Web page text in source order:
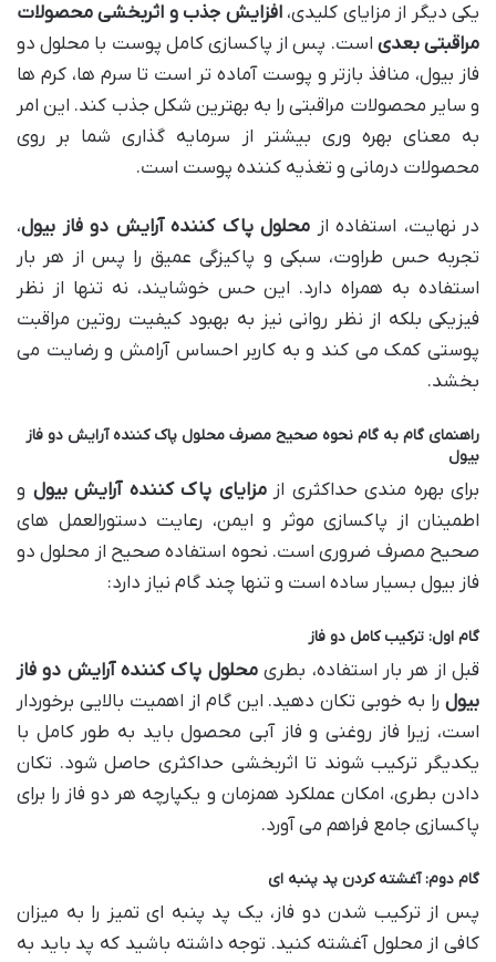
یکی دیگر از مزایای کلیدی،افزایش جذب و اثربخشی محصولات
مراقبتی بعدی است. پس از پاکسازی کامل پوست با محلول دو
فاز بیول، منافذ بازتر و پوست آماده تر است تا سرم ها، کرم ها
و سایر محصولات مراقبتی را به بهترین شکل جذب کند. این امر
به معنای بهره وری بیشتر از سرمایه گذاری شما بر روی
محصولات درمانی و تغذیه کننده پوست است.
در نهایت، استفاده از محلول پاک کننده آرایش دو فاز بیول،
تجربه حس طراوت، سبکی و پاکیزگی عمیق را پس از هر بار
استفاده به همراه دارد. این حس خوشایند، نه تنها از نظر
فیزیکی بلکه از نظر روانی نیز به بهبود کیفیت روتین مراقبت
پوستی کمک می کند و به کاربر احساس آرامش و رضایت می
بخشد.
راهنمای گام به گام نحوه صحیح مصرف محلول پاک کننده آرایش دو فاز
بیول
برای بهره مندی حداکثری ازمزایای پاک کننده آرایش بیول و
اطمینان از پاکسازی موثر و ایمن، رعایت دستورالعمل های
صحیح مصرف ضروری است. نحوه استفاده صحیح از محلول دو
فاز بیول بسیار ساده است و تنها چند گام نیاز دارد:
گام اول: ترکیب کامل دو فاز
قبل از هر بار استفاده، بطریمحلول پاک کننده آرایش دو فاز
بیول را به خوبی تکان دهید. این گام از اهمیت بالایی برخوردار
است، زیرا فاز روغنی و فاز آبی محصول باید به طور کامل با
یکدیگر ترکیب شوند تا اثربخشی حداکثری حاصل شود. تکان
دادن بطری، امکان عملکرد همزمان و یکپارچه هر دو فاز را برای
پاکسازی جامع فراهم می آورد.
گام دوم: آغشته کردن پد پنبه ای
پس از ترکیب شدن دو فاز، یک پد پنبه ای تمیز را به میزان
کافی از محلول آغشته کنید. توجه داشته باشید که پد باید به